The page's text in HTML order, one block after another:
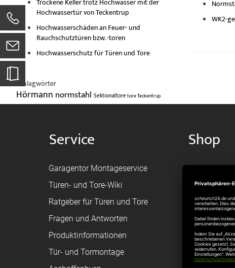
WK2-
Hochwassertür von Teckentrup
Hochwasserschäden an Feuer- und
Rauchschutztüren bzw. -toren
Hochwasserschutz für Türen und Tore
Schlagwörter
Hörmann normstahl SektionaltoretoreTeckentrup
Service
Garagentor Montageservice
Türen- und Tore-Wiki
Ratgeber für Türen und Tore
Fragen und Antworten
Produktinformationen
Tür- und Tormontage
Shop
Versand
Registrieren
Federanfrage
Toraufmaß